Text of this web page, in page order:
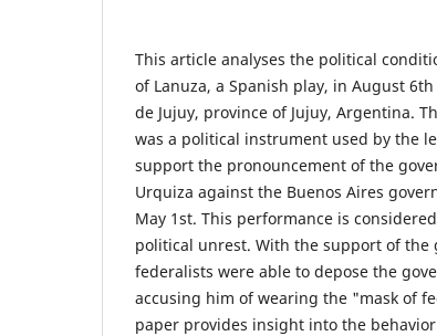
This article analyses the political
of Lanuza, a Spanish play, in August
de Jujuy, province of Jujuy, Argentina.
was a political instrument used by the
support the pronouncement of the
Urquiza against the Buenos Aires
May 1st. This performance is
political unrest. With the support of the
federalists were able to depose the
accusing him of wearing the "mask of
paper provides insight into the